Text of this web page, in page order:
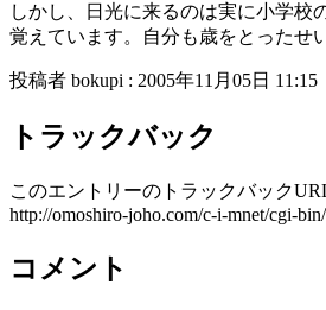
しかし、日光に来るのは実に小学
覚えています。自分も歳をとったせ
投稿者 bokupi : 2005年11月05日 11:15
トラックバック
このエントリーのトラックバック
http://omoshiro-joho.com/c-i-mnet/cgi-
コメント